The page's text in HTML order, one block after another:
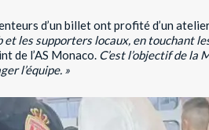
d’un billet ont profité d’un
les supporters locaux, en touchant
de l’AS Monaco. C’est l’objectif de
l’équipe. »